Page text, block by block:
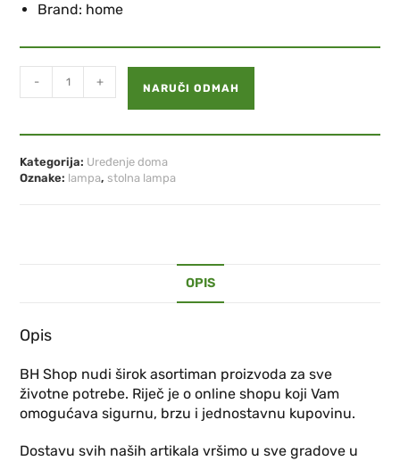
Brand: home
- + NARUČI ODMAH
Kategorija: Uređenje doma
Oznake: lampa, stolna lampa
OPIS
Opis
BH Shop nudi širok asortiman proizvoda za sve
životne potrebe. Riječ je o online shopu koji Vam
omogućava sigurnu, brzu i jednostavnu kupovinu.
Dostavu svih naših artikala vršimo u sve gradove u